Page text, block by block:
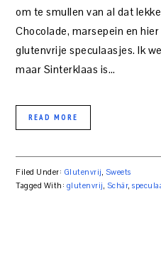
om te smullen van al dat
Chocolade, marsepein en
glutenvrije speculaasjes. Ik
maar Sinterklaas is…
READ MORE
Filed Under: Glutenvrij, Sweets
Tagged With: glutenvrij, Schär,